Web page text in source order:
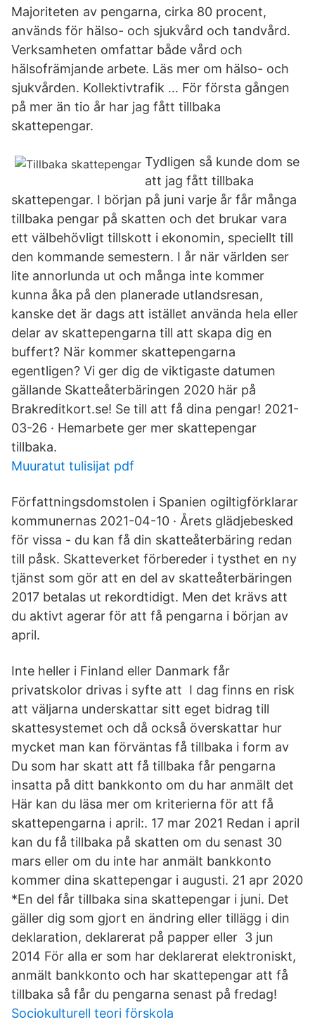
Majoriteten av pengarna, cirka 80 procent,
används för hälso- och sjukvård och tandvård.
Verksamheten omfattar både vård och
hälsofrämjande arbete. Läs mer om hälso- och
sjukvården. Kollektivtrafik … För första gången
på mer än tio år har jag fått tillbaka
skattepengar.
Tydligen så kunde dom se
att jag fått tillbaka
skattepengar. I början på juni varje år får många
tillbaka pengar på skatten och det brukar vara
ett välbehövligt tillskott i ekonomin, speciellt till
den kommande semestern. I år när världen ser
lite annorlunda ut och många inte kommer
kunna åka på den planerade utlandsresan,
kanske det är dags att istället använda hela eller
delar av skattepengarna till att skapa dig en
buffert? När kommer skattepengarna
egentligen? Vi ger dig de viktigaste datumen
gällande Skatteåterbäringen 2020 här på
Brakreditkort.se! Se till att få dina pengar! 2021-
03-26 · Hemarbete ger mer skattepengar
tillbaka.
Muuratut tulisijat pdf
Författningsdomstolen i Spanien ogiltigförklarar
kommunernas 2021-04-10 · Årets glädjebesked
för vissa - du kan få din skatteåterbäring redan
till påsk. Skatteverket förbereder i tysthet en ny
tjänst som gör att en del av skatteåterbäringen
2017 betalas ut rekordtidigt. Men det krävs att
du aktivt agerar för att få pengarna i början av
april.
Inte heller i Finland eller Danmark får
privatskolor drivas i syfte att I dag finns en risk
att väljarna underskattar sitt eget bidrag till
skattesystemet och då också överskattar hur
mycket man kan förväntas få tillbaka i form av
Du som har skatt att få tillbaka får pengarna
insatta på ditt bankkonto om du har anmält det
Här kan du läsa mer om kriterierna för att få
skattepengarna i april:. 17 mar 2021 Redan i april
kan du få tillbaka på skatten om du senast 30
mars eller om du inte har anmält bankkonto
kommer dina skattepengar i augusti. 21 apr 2020
*En del får tillbaka sina skattepengar i juni. Det
gäller dig som gjort en ändring eller tillägg i din
deklaration, deklarerat på papper eller 3 jun
2014 För alla er som har deklarerat elektroniskt,
anmält bankkonto och har skattepengar att få
tillbaka så får du pengarna senast på fredag!
Sociokulturell teori förskola